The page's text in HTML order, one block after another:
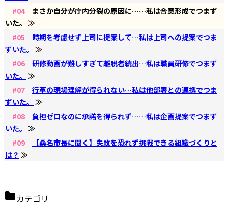
#04
まさか自分が庁内分裂の原因に……私は合意形成でつまず
いた。 ≫
#05
時期を考慮せず上司に提案して…私は上司への提案でつま
ずいた。 ≫
#06
研修動画が難しすぎて離脱者続出…私は職員研修でつまず
いた。 ≫
#07
行革の現場理解が得られない…私は他部署との連携でつま
ずいた。 ≫
#08
負担ゼロなのに承諾を得られず……私は企画提案でつまず
いた。 ≫
#09
【桑名市長に聞く】失敗を恐れず挑戦できる組織づくりと
は？ ≫
カテゴリ